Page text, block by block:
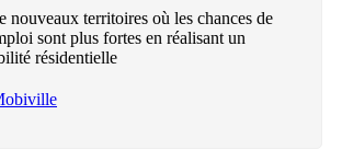
nouveaux territoires où les chances de
sont plus fortes en réalisant un
résidentielle